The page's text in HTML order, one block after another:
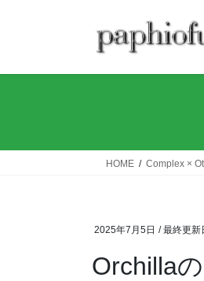
HOME Complex ×
2025年7月5日 / 最終更新
Orchilla